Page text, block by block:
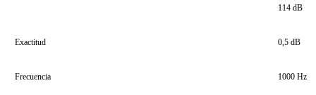
114 dB
Exactitud 0,5 dB
Frecuencia 1000 Hz